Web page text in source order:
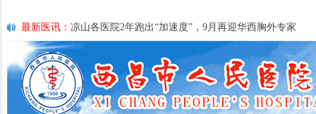
最新医讯： 凉山各医院2年跑出“加速度”，9月再迎华西胸外专家
最新医讯：紧急通知
最新医讯：好消息！四川大学华西医院泌尿外科专家魏强教授来院
最新医讯：西昌市人民总医院携手省科学普及专委会开展卫生下乡
宣传活动
最新医讯：西昌市人民医院耳鼻咽喉头颈外科将于3月3日开展“全国